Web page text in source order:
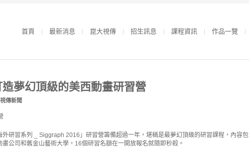
首頁 最新消息 崑大視傳 招生訊息 課程資訊 作品一覽
夢幻頂級的美西動畫研習營
傳新聞
外研習系列 _ Siggraph 2016」研習營籌備超過一年，堪稱是最夢幻頂級的研習課程，內容
公司和舊金山藝術大學，16個研習名額在一開放報名就隨即秒殺。